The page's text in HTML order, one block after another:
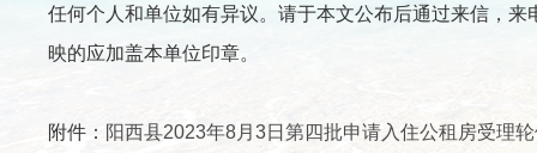
任何个人和单位如有异议。请于本文公布后通过来信，
映的应加盖本单位印章。
附件： 阳西县2023年8月3日第四批申请入住公租房受理